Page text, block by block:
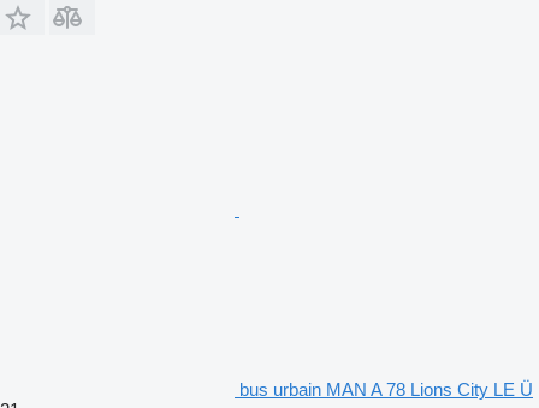
bus urbain MAN A 78 Lions City LE Ü